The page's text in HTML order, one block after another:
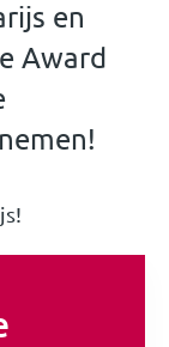
en
Award